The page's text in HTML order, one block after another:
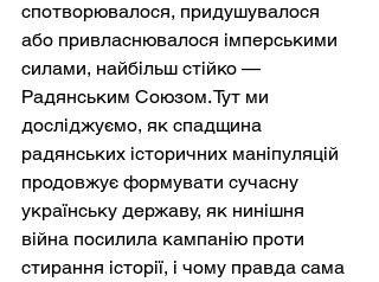
спотворювалося, придушувалося
або привласнювалося імперськими
силами, найбільш стійко —
Радянським Союзом. Тут ми
досліджуємо, як спадщина
радянських історичних маніпуляцій
продовжує формувати сучасну
українську державу, як нинішня
війна посилила кампанію проти
стирання історії, і чому правда сама